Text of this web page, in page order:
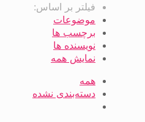
فیلتر بر اساس:
موضوعات
برچسب ها
نویسنده ها
نمایش همه
همه
دسته‌بندی نشده